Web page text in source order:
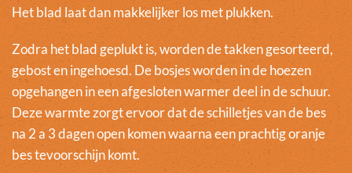
Het blad laat dan makkelijker los met plukken.
Zodra het blad geplukt is, worden de takken gesorteerd,
gebost en ingehoesd. De bosjes worden in de hoezen
opgehangen in een afgesloten warmer deel in de schuur.
Deze warmte zorgt ervoor dat de schilletjes van de bes
na 2 a 3 dagen open komen waarna een prachtig oranje
bes tevoorschijn komt.